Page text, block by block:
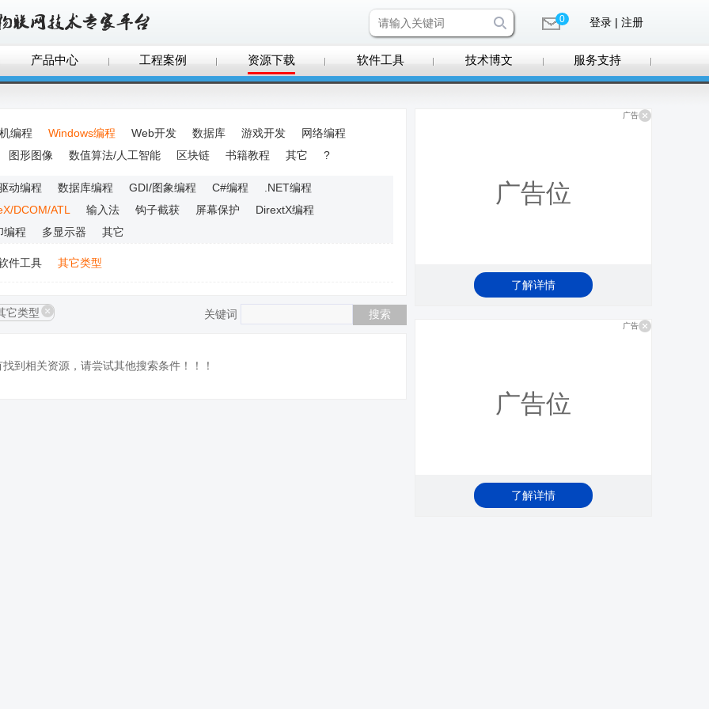
0 登录 | 注册
产品中心 工程案例 资源下载 软件工具 技术博文 服务支持
编程 Windows编程 Web开发 数据库 游戏开发
网络编程
图形图像 数值算法/人工智能 区块链 书籍教程 其它 ?
动编程 数据库编程 GDI/图象编程 C#编程
.NET编程
DCOM/ATL 输入法 钩子截获 屏幕保护
DirextX编程
编程 多显示器 其它
件工具 其它类型
它类型 关键词
到相关资源，请尝试其他搜索条件！！！
广告
广告位
了解详情
广告
广告位
了解详情